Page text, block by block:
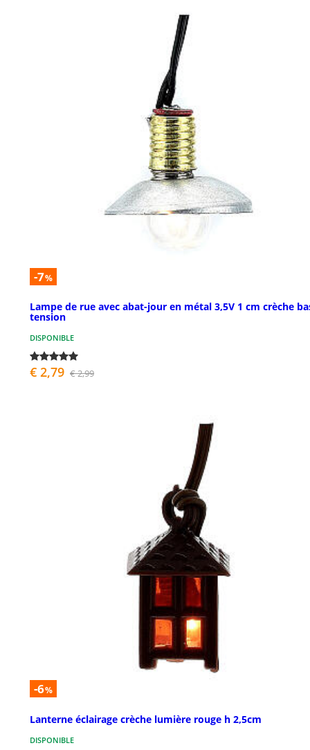
-7%
Lampe de rue avec abat-jour en métal 3,5V 1 cm crèche
tension
DISPONIBLE
€ 2,79 € 2,99
-6%
Lanterne éclairage crèche lumière rouge h 2,5cm
DISPONIBLE